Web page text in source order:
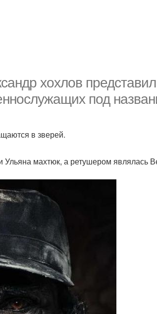
хохлов представил
под
в зверей.
Ульяна махтюк, а ретушером являлась